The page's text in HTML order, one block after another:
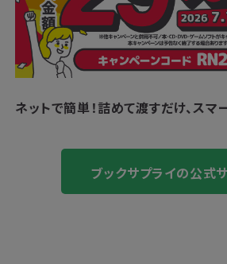
ネットで簡単！詰めて渡すだけ、スマ
ブックサプライの公式